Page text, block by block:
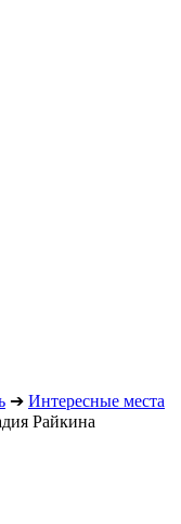
➔ Интересные места
Райкина